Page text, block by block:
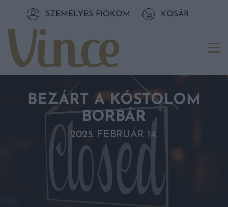
Tovább a tartalomhozSZEMÉLYES FIÓKOM KOSÁR
BEZÁRT A KÓSTOLOM
BORBÁR
2025. FEBRUÁR 14.